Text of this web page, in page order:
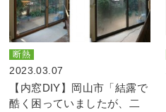
断熱
2023.03.07
【内窓DIY】岡山市「結露で
酷く困っていましたが、二